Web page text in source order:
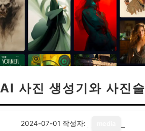
AI 사진 생성기와 사진술
2024-07-01 작성자: